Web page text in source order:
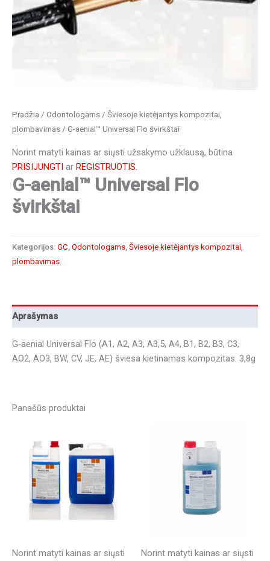
Pradžia / Odontologams / Šviesoje kietėjantys kompozitai,
plombavimas / G-aenial™ Universal Flo švirkštai
Norint matyti kainas ar siųsti užsakymo užklausą, būtina
PRISIJUNGTI ar REGISTRUOTIS.
G-aenial™ Universal Flo
švirkštai
Kategorijos: GC, Odontologams, Šviesoje kietėjantys kompozitai,
plombavimas
Aprašymas
G-aenial Universal Flo (A1, A2, A3, A3,5, A4, B1, B2, B3, C3,
AO2, AO3, BW, CV, JE, AE) šviesa kietinamas kompozitas. 3,8g
Panašūs produktai
Norint matyti kainas ar siųsti
Norint matyti kainas ar siųsti